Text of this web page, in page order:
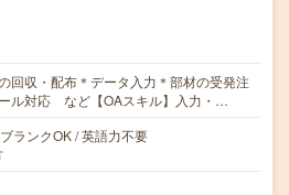
回収・配布＊データ入力＊部材の受発注
ル対応 など【OAスキル】入力・…
ランクOK / 英語力不要